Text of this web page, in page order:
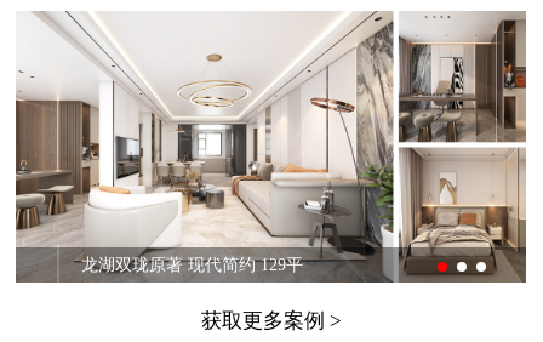
龙湖双珑原著 现代简约 129平
获取更多案例 >